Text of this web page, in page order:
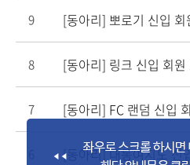
9 [동아리] 뽀로기 신입 회
8 [동아리] 링크 신입 회원
7 [동아리] FC 랜덤 신입
[동아리] 대동여지도 신